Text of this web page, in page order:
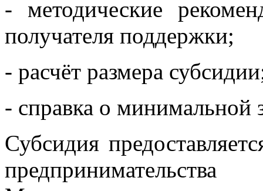
- методические
получателя поддержки;
- расчёт размера
- справка о минимальной
Субсидия